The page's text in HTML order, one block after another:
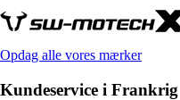
Opdag alle vores mærker
Kundeservice i Frankrig